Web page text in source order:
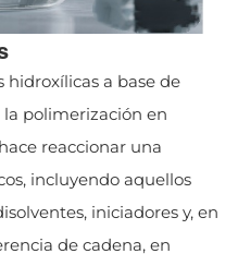
hidroxílicas a base de
polimerización en
reaccionar una
incluyendo aquellos
iniciadores y, en
de cadena, en